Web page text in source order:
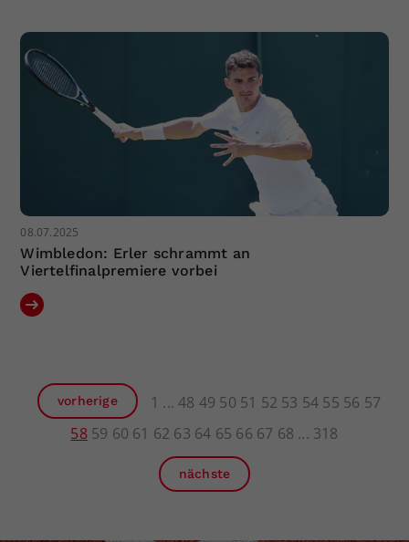
08.07.2025
Wimbledon: Erler schrammt an
Viertelfinalpremiere vorbei
vorherige 1 48 49 50 51 52 53 54 55 56 57
58 59 60 61 62 63 64 65 66 67 68 318
nächste